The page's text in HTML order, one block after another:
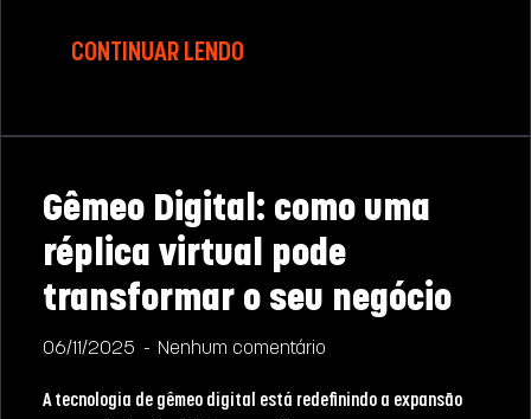
CONTINUAR LENDO
Gêmeo Digital: como uma
réplica virtual pode
transformar o seu negócio
06/11/2025 Nenhum comentário
A tecnologia de gêmeo digital está redefinindo a expansão